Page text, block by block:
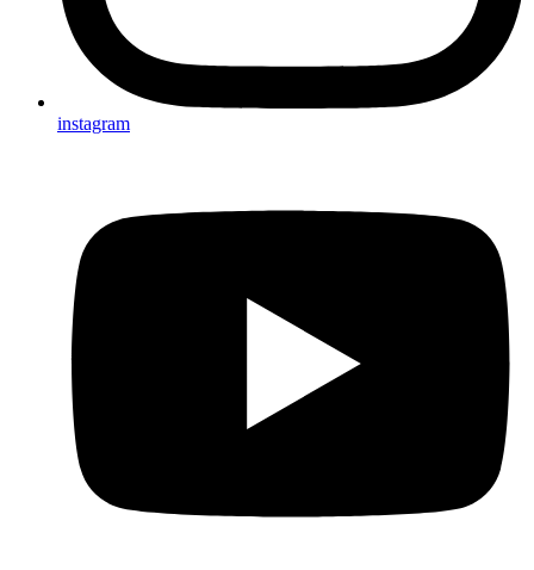
instagram